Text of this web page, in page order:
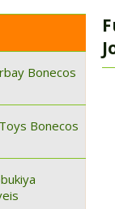
Bonecos
Bonecos